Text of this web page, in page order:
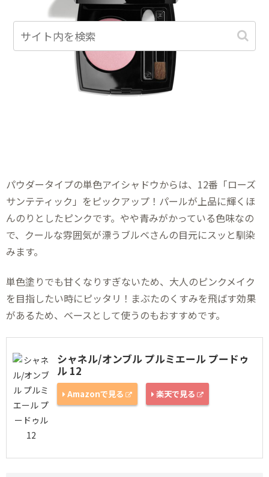
パウダータイプの単色アイシャドウからは、12番「ローズ
サンテティック」をピックアップ！パールが上品に輝くほ
んのりとしたピンクです。やや青みがかっている色味なの
で、クールな雰囲気が漂うブルベさんの目元にスッと馴染
みます。
単色塗りでも甘くなりすぎないため、大人のピンクメイク
を目指したい時にピッタリ！まぶたのくすみを飛ばす効果
があるため、ベースとして使うのもおすすめです。
シャネル/オンブル プルミエール プードゥ
ル 12
Amazonで見る 楽天で見る